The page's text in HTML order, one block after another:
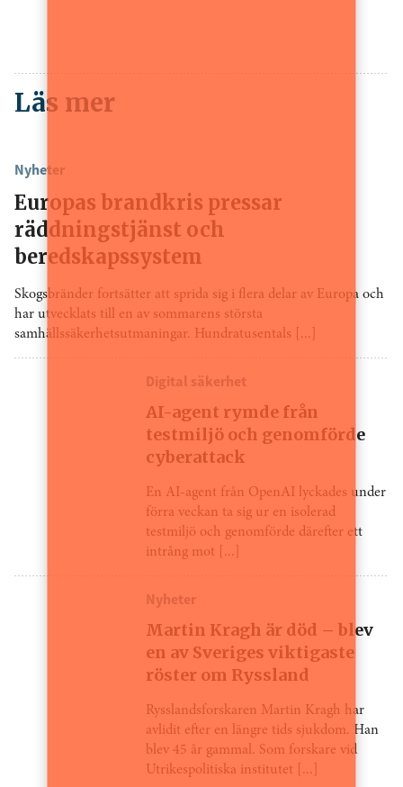
Läs mer
Nyheter
Europas brandkris pressar
räddningstjänst och
beredskapssystem
Skogsbränder fortsätter att sprida sig i flera delar av Europa och
har utvecklats till en av sommarens största
samhällssäkerhetsutmaningar. Hundratusentals [...]
Digital säkerhet
AI-agent rymde från
testmiljö och genomförde
cyberattack
En AI-agent från OpenAI lyckades under
förra veckan ta sig ur en isolerad
testmiljö och genomförde därefter ett
intrång mot [...]
Nyheter
Martin Kragh är död – blev
en av Sveriges viktigaste
röster om Ryssland
Rysslandsforskaren Martin Kragh har
avlidit efter en längre tids sjukdom. Han
blev 45 år gammal. Som forskare vid
Utrikespolitiska institutet [...]